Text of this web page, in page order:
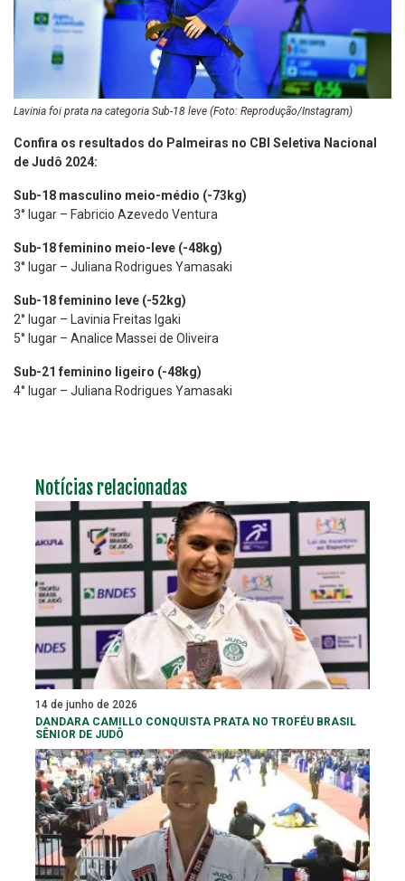
Lavinia foi prata na categoria Sub-18 leve (Foto: Reprodução/Instagram)
Confira os resultados do Palmeiras no CBI Seletiva Nacional
de Judô 2024:
Sub-18 masculino meio-médio (-73kg)
3° lugar – Fabricio Azevedo Ventura
Sub-18 feminino meio-leve (-48kg)
3° lugar – Juliana Rodrigues Yamasaki
Sub-18 feminino leve (-52kg)
2° lugar – Lavinia Freitas Igaki
5° lugar – Analice Massei de Oliveira
Sub-21 feminino ligeiro (-48kg)
4° lugar – Juliana Rodrigues Yamasaki
Notícias relacionadas
14 de junho de 2026
DANDARA CAMILLO CONQUISTA PRATA NO TROFÉU BRASIL
SÊNIOR DE JUDÔ